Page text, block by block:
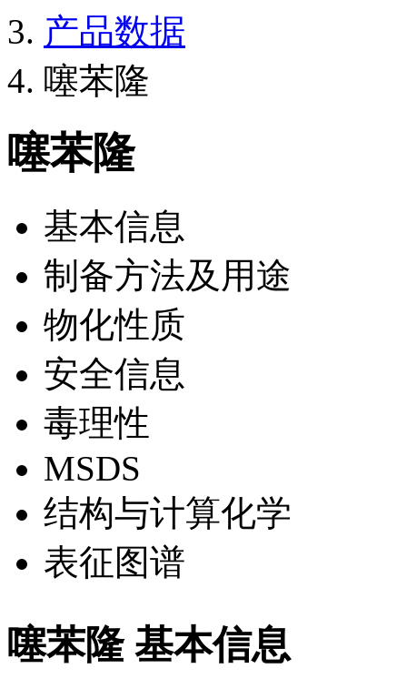
产品数据
噻苯隆
噻苯隆
基本信息
制备方法及用途
物化性质
安全信息
毒理性
MSDS
结构与计算化学
表征图谱
噻苯隆 基本信息